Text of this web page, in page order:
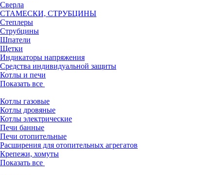
Сверла
СТАМЕСКИ, СТРУБЦИНЫ
Степлеры
Струбцины
Шпатели
Щетки
Индикаторы напряжения
Средства индивидуальной защиты
Котлы и печи
Показать все
Котлы газовые
Котлы дровяные
Котлы электрические
Печи банные
Печи отопительные
Расширения для отопительных агрегатов
Крепежи, хомуты
Показать все